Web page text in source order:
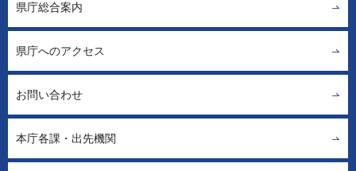
県庁総合案内
県庁へのアクセス
お問い合わせ
本庁各課・出先機関